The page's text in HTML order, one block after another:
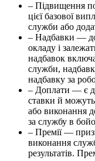
– Підвищення
цієї базової
служби або
– Надбавки —
окладу і
надбавок
служби,
надбавку за
– Доплати — є
ставки й
або виконання
за службу в
– Премії —
виконання
результатів.